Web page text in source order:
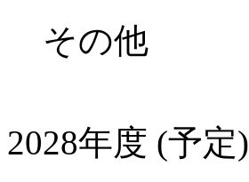
その他
2028年度 (予定)